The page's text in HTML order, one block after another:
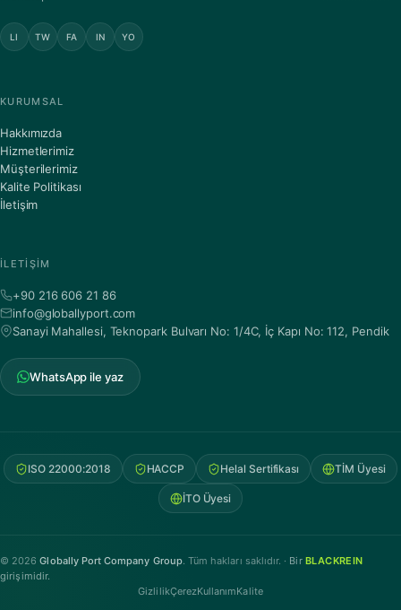
LI TW FA IN YO
KURUMSAL
Hakkımızda
Hizmetlerimiz
Müşterilerimiz
Kalite Politikası
İletişim
İLETIŞIM
+90 216 606 21 86
info@globallyport.com
Sanayi Mahallesi, Teknopark Bulvarı No: 1/4C, İç Kapı No: 112, Pendik
WhatsApp ile yaz
ISO 22000:2018 HACCP Helal Sertifikası TİM Üyesi
İTO Üyesi
© 2026Globally Port Company Group. Tüm hakları saklıdır. · Bir BLACKREIN
girişimidir.
GizlilikÇerezKullanımKalite